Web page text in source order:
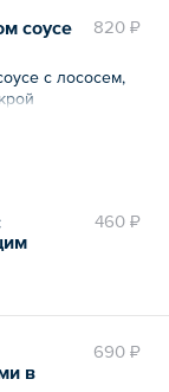
820 ₽
соусе
с лососем,
460 ₽
690 ₽